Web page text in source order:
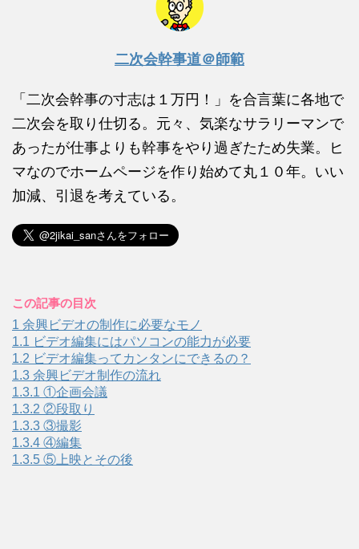
二次会幹事道＠師範
「二次会幹事の寸志は１万円！」を合言葉に各地で
二次会を取り仕切る。元々、気楽なサラリーマンで
あったが仕事よりも幹事をやり過ぎたため失業。ヒ
マなのでホームページを作り始めて丸１０年。いい
加減、引退を考えている。
この記事の目次
1 余興ビデオの制作に必要なモノ
1.1 ビデオ編集にはパソコンの能力が必要
1.2 ビデオ編集ってカンタンにできるの？
1.3 余興ビデオ制作の流れ
1.3.1 ①企画会議
1.3.2 ②段取り
1.3.3 ③撮影
1.3.4 ④編集
1.3.5 ⑤上映とその後